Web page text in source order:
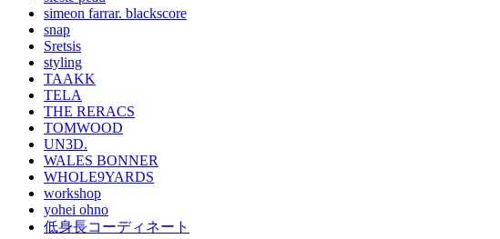
simeon farrar. blackscore
snap
Sretsis
styling
TAAKK
TELA
THE RERACS
TOMWOOD
UN3D.
WALES BONNER
WHOLE9YARDS
workshop
yohei ohno
低身長コーディネート